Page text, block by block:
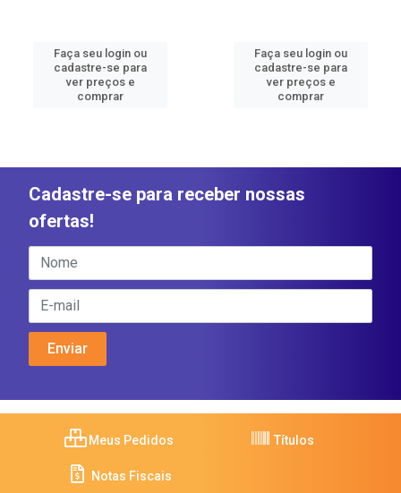
Faça seu login ou
cadastre-se para
ver preços e
comprar
Faça seu login ou
cadastre-se para
ver preços e
comprar
Cadastre-se para receber nossas
ofertas!
Meus Pedidos Títulos
Notas Fiscais